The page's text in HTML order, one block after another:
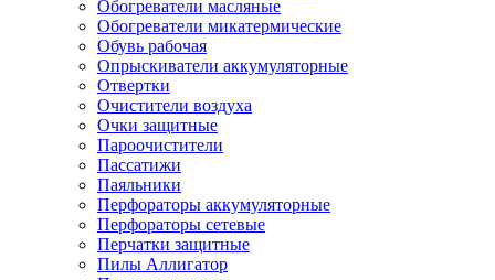
Обогреватели масляные
Обогреватели микатермические
Обувь рабочая
Опрыскиватели аккумуляторные
Отвертки
Очистители воздуха
Очки защитные
Пароочистители
Пассатижи
Паяльники
Перфораторы аккумуляторные
Перфораторы сетевые
Перчатки защитные
Пилы Аллигатор